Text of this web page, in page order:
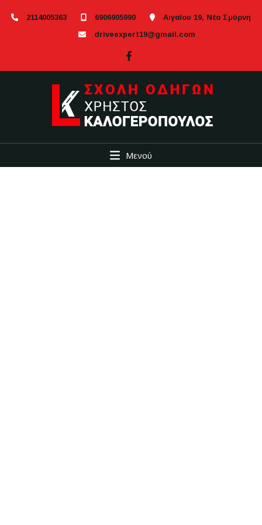
2114005363 6906905990
Αιγαίου 19, Νέα Σμύρνη
driveexpert19@gmail.com
Μενού